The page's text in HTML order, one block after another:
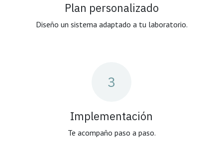
Plan personalizado
Diseño un sistema adaptado a tu laboratorio.
3
Implementación
Te acompaño paso a paso.